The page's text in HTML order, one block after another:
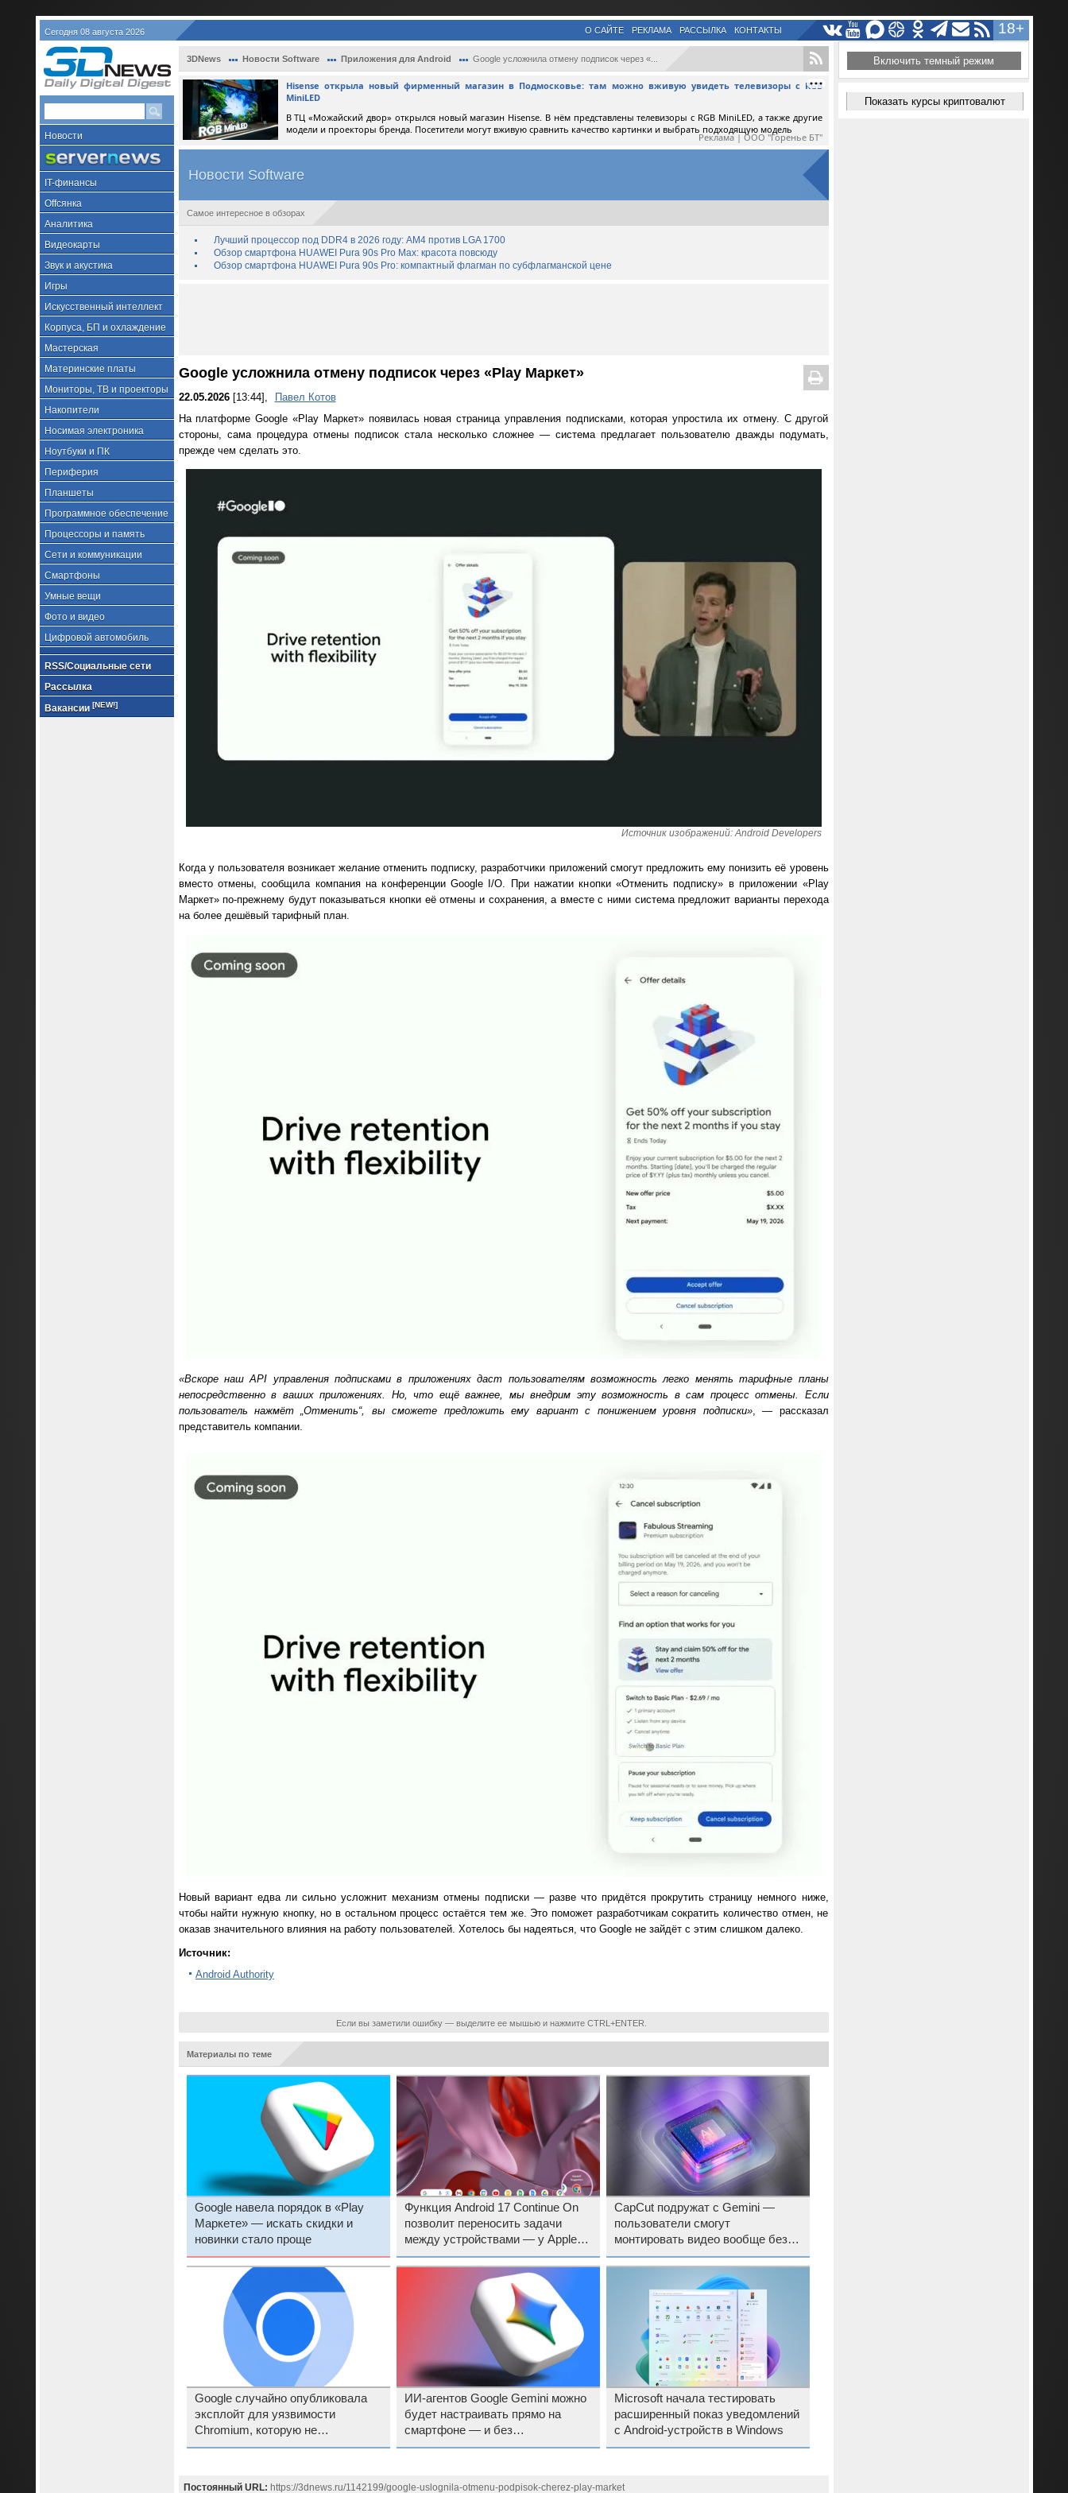
Сегодня 08 августа 2026 18+
О САЙТЕ РЕКЛАМА РАССЫЛКА КОНТАКТЫ
Новости
IT-финансы
Offсянка
Аналитика
Видеокарты
Звук и акустика
Игры
Искусственный интеллект
Корпуса, БП и охлаждение
Мастерская
Материнские платы
Мониторы, ТВ и проекторы
Накопители
Носимая электроника
Ноутбуки и ПК
Периферия
Планшеты
Программное обеспечение
Процессоры и память
Сети и коммуникации
Смартфоны
Умные вещи
Фото и видео
Цифровой автомобиль
RSS/Социальные сети
Рассылка
Вакансии [NEW!]
3DNews Новости Software Приложения для Android Google усложнила отмену подписок через «...
Hisense открыла новый фирменный магазин в Подмосковье: там можно вживую увидеть телевизоры с RGB
MiniLED
В ТЦ «Можайский двор» открылся новый магазин Hisense. В нём представлены телевизоры с RGB MiniLED, а также другие
модели и проекторы бренда. Посетители могут вживую сравнить качество картинки и выбрать подходящую модель
Реклама | ООО "Горенье БТ"
Новости Software
Самое интересное в обзорах
Лучший процессор под DDR4 в 2026 году: AM4 против LGA 1700
Обзор смартфона HUAWEI Pura 90s Pro Max: красота повсюду
Обзор смартфона HUAWEI Pura 90s Pro: компактный флагман по субфлагманской цене
Google усложнила отмену подписок через «Play Маркет»
22.05.2026[13:44],
Павел Котов
На платформе Google «Play Маркет» появилась новая страница управления подписками, которая упростила их отмену. С другой
стороны, сама процедура отмены подписок стала несколько сложнее — система предлагает пользователю дважды подумать,
прежде чем сделать это.
Источник изображений: Android Developers
Когда у пользователя возникает желание отменить подписку, разработчики приложений смогут предложить ему понизить её уровень
вместо отмены, сообщила компания на конференции Google I/O. При нажатии кнопки «Отменить подписку» в приложении «Play
Маркет» по-прежнему будут показываться кнопки её отмены и сохранения, а вместе с ними система предложит варианты перехода
на более дешёвый тарифный план.
«Вскоре наш API управления подписками в приложениях даст пользователям возможность легко менять тарифные планы
непосредственно в ваших приложениях. Но, что ещё важнее, мы внедрим эту возможность в сам процесс отмены. Если
пользователь нажмёт „Отменить“, вы сможете предложить ему вариант с понижением уровня подписки», — рассказал
представитель компании.
Новый вариант едва ли сильно усложнит механизм отмены подписки — разве что придётся прокрутить страницу немного ниже,
чтобы найти нужную кнопку, но в остальном процесс остаётся тем же. Это поможет разработчикам сократить количество отмен, не
оказав значительного влияния на работу пользователей. Хотелось бы надеяться, что Google не зайдёт с этим слишком далеко.
Источник:
Android Authority
Если вы заметили ошибку — выделите ее мышью и нажмите CTRL+ENTER.
Материалы по теме
Google навела порядок в «Play
Маркете» — искать скидки и
новинки стало проще
Функция Android 17 Continue On
позволит переносить задачи
между устройствами — у Apple
такая есть уже 12 лет
CapCut подружат с Gemini —
пользователи смогут
монтировать видео вообще без
навыков
Google случайно опубликовала
эксплойт для уязвимости
Chromium, которую не
исправляет уже 29 месяцев
ИИ-агентов Google Gemini можно
будет настраивать прямо на
смартфоне — и без
корпоративной подписки
Microsoft начала тестировать
расширенный показ уведомлений
с Android-устройств в Windows
Постоянный URL: https://3dnews.ru/1142199/google-uslognila-otmenu-podpisok-cherez-play-market
Включить темный режим
Показать курсы криптовалют